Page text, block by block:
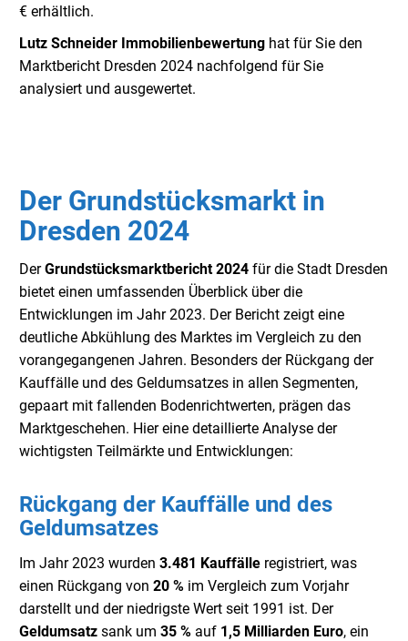
€ erhältlich.
Lutz Schneider Immobilienbewertung hat für Sie den
Marktbericht Dresden 2024 nachfolgend für Sie
analysiert und ausgewertet.
Der Grundstücksmarkt in
Dresden 2024
DerGrundstücksmarktbericht 2024 für die Stadt Dresden
bietet einen umfassenden Überblick über die
Entwicklungen im Jahr 2023. Der Bericht zeigt eine
deutliche Abkühlung des Marktes im Vergleich zu den
vorangegangenen Jahren. Besonders der Rückgang der
Kauffälle und des Geldumsatzes in allen Segmenten,
gepaart mit fallenden Bodenrichtwerten, prägen das
Marktgeschehen. Hier eine detaillierte Analyse der
wichtigsten Teilmärkte und Entwicklungen:
Rückgang der Kauffälle und des
Geldumsatzes
Im Jahr 2023 wurden 3.481 Kauffälle registriert, was
einen Rückgang von 20 % im Vergleich zum Vorjahr
darstellt und der niedrigste Wert seit 1991 ist. Der
Geldumsatz sank um 35 % auf 1,5 Milliarden Euro, ein